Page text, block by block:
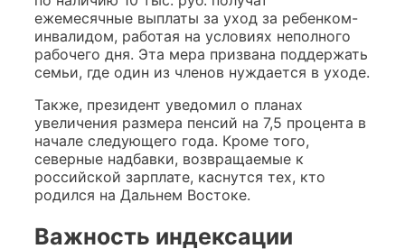
ежемесячные выплаты за уход за ребенком-
инвалидом, работая на условиях неполного
рабочего дня. Эта мера призвана поддержать
семьи, где один из членов нуждается в уходе.
Также, президент уведомил о планах
увеличения размера пенсий на 7,5 процента в
начале следующего года. Кроме того,
северные надбавки, возвращаемые к
российской зарплате, каснутся тех, кто
родился на Дальнем Востоке.
Важность индексации